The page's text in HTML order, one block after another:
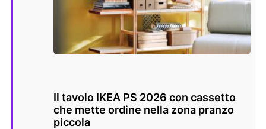
Il tavolo IKEA PS 2026 con cassetto
che mette ordine nella zona pranzo
piccola